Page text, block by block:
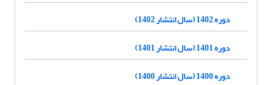
دوره 1402 (سال انتشار 1402)
دوره 1401 (سال انتشار 1401)
دوره 1400 (سال انتشار 1400)